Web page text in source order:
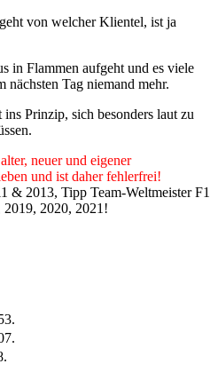
von welcher Klientel, ist ja
in Flammen aufgeht und es viele
nächsten Tag niemand mehr.
Prinzip, sich besonders laut zu
neuer und eigener
und ist daher fehlerfrei!
& 2013, Tipp Team-Weltmeister F1
2019, 2020, 2021!